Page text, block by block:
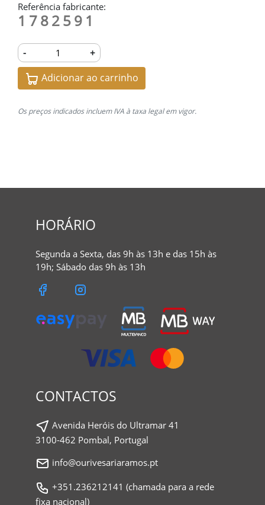
Referência fabricante:
1782591
- +
Adicionar ao carrinho
Os preços indicados incluem IVA à taxa legal em vigor.
HORÁRIO
Segunda a Sexta, das 9h às 13h e das 15h às
19h; Sábado das 9h às 13h
CONTACTOS
Avenida Heróis do Ultramar 41
3100-462 Pombal, Portugal
info@ourivesariaramos.pt
+351.236212141 (chamada para a rede
fixa nacional)